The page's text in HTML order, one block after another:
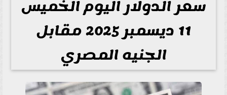
سعر الدولار اليوم الخميس
11 ديسمبر 2025 مقابل
الجنيه المصري